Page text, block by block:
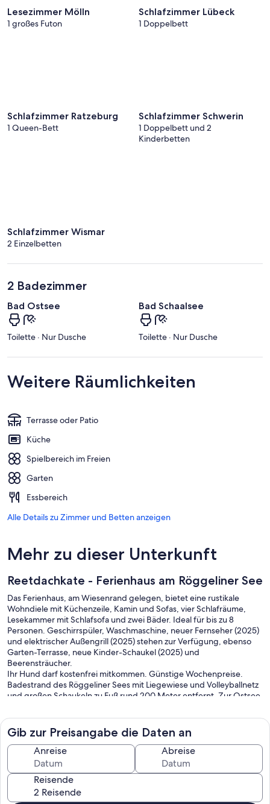
Lesezimmer Mölln
1 großes Futon
Schlafzimmer Lübeck
1 Doppelbett
Schlafzimmer Ratzeburg
1 Queen-Bett
Schlafzimmer Schwerin
1 Doppelbett und 2
Kinderbetten
Schlafzimmer Wismar
2 Einzelbetten
2 Badezimmer
Bad Ostsee
Toilette · Nur Dusche
Bad Schaalsee
Toilette · Nur Dusche
Weitere Räumlichkeiten
Terrasse oder Patio
Küche
Spielbereich im Freien
Garten
Essbereich
Alle Details zu Zimmer und Betten anzeigen
Mehr zu dieser Unterkunft
Reetdachkate - Ferienhaus am Röggeliner See
Das Ferienhaus, am Wiesenrand gelegen, bietet eine rustikale
Wohndiele mit Küchenzeile, Kamin und Sofas, vier Schlafräume,
Lesekammer mit Schlafsofa und zwei Bäder. Ideal für bis zu 8
Personen. Geschirrspüler, Waschmaschine, neuer Fernseher (2025)
und elektrischer Außengrill (2025) stehen zur Verfügung, ebenso
Garten-Terrasse, neue Kinder-Schaukel (2025) und
Beerensträucher.
Ihr Hund darf kostenfrei mitkommen. Günstige Wochenpreise.
Badestrand des Röggeliner Sees mit Liegewiese und Volleyballnetz
und großen Schaukeln zu Fuß rund 200 Meter entfernt. Zur Ostsee
Nähe.
Gib zur Preisangabe die Daten an
Anreise Abreise
Reisende